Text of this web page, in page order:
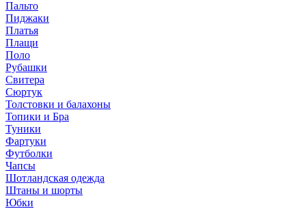
Пальто
Пиджаки
Платья
Плащи
Поло
Рубашки
Свитера
Сюртук
Толстовки и балахоны
Топики и Бра
Туники
Фартуки
Футболки
Чапсы
Шотландская одежда
Штаны и шорты
Юбки